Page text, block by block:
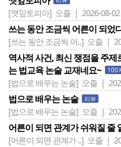
[깻잎토피아] 오즐 | 2026-08-02
쓰는 동안 조금씩 어른이 되었
[쓰는 동안 조금씩 어..] 오즐 |
역사적 사건, 최신 쟁점을 주
는 법교육 논술 교재네요~
100
[법으로 배우는 논술] 오즐 |
법으로 배우는 논술 리뷰
[법으로 배우는 논술] 오즐 |
어른이 되면 관계가 쉬워질 줄
[어른이 되면 관계가 ..] 오즐 |